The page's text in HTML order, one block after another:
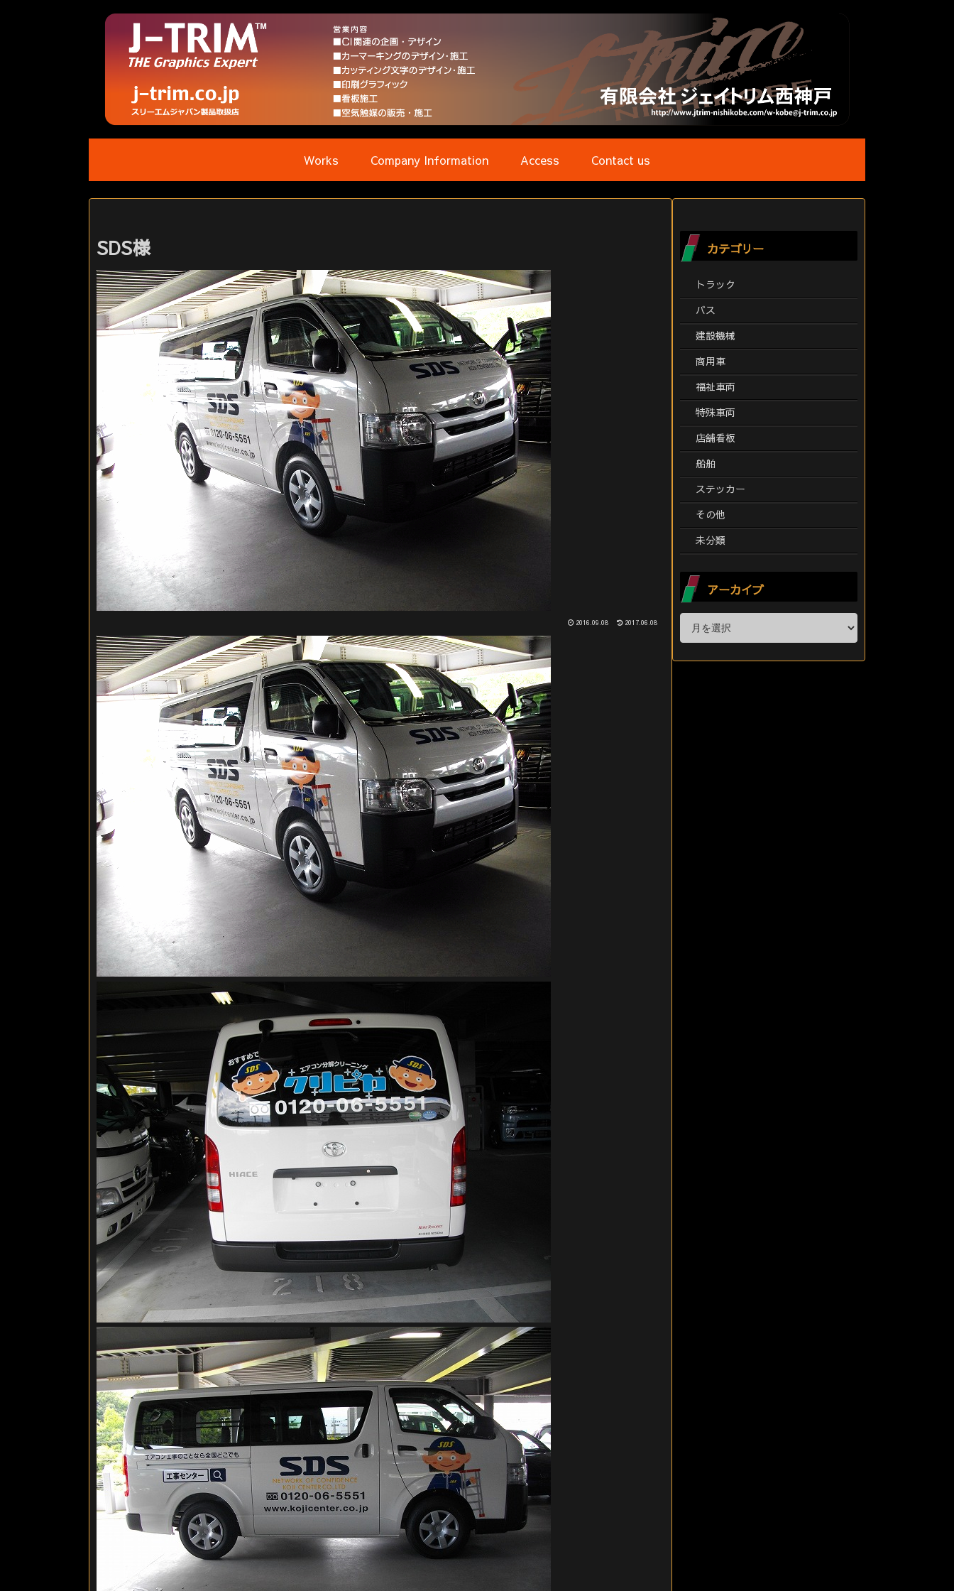
Works Company Information Access Contact us
SDS様
2016.09.08 2017.06.08
カテゴリー
トラック
バス
建設機械
商用車
福祉車両
特殊車両
店舗看板
船舶
ステッカー
その他
未分類
アーカイブ